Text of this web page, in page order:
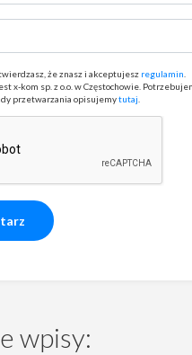
że znasz i akceptujesz regulamin
x-kom sp. z o.o. w Częstochowie.
przetwarzania opisujemytutaj
wpisy: